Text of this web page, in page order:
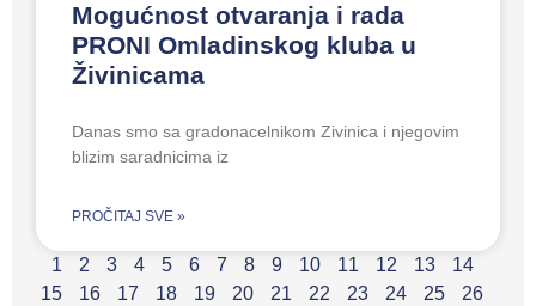
Mogućnost otvaranja i rada
PRONI Omladinskog kluba u
Živinicama
Danas smo sa gradonacelnikom Zivinica i njegovim
blizim saradnicima iz
PROČITAJ SVE »
1 2 3 4 5 6 7 8 9 10 11 12 13
14
15
16 17 18 19 20 21 22 23 24 25
26